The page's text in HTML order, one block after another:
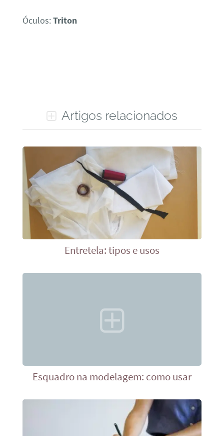
Óculos:Triton
Artigos relacionados
Entretela: tipos e usos
Esquadro na modelagem: como usar